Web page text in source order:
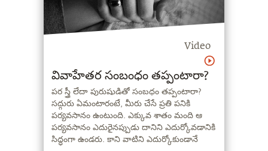
Video
వివాహేతర సంబంధం తప్పంటారా?
పర స్త్రీ లేదా పురుషుడితో సంబధం తప్పంటారా?
సద్గురు ఏమంటారంటే, మీరు చేసే ప్రతి పనికి
పర్యవసానం ఉంటుంది. ఎక్కువ శాతం మంది ఆ
పర్యవసానం ఎదురైనప్పుడు దానిని ఎదుర్కోవడానికి
సిద్ధంగా ఉండరు. కాని వాటిని ఎదుర్కోకుండానే